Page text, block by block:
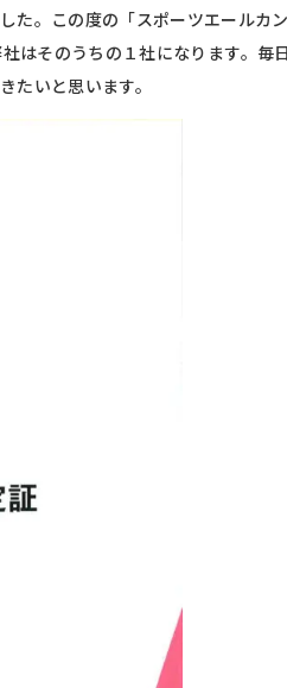
た。この度の「スポーツエールカ
はそのうちの１社になります。毎
たいと思います。